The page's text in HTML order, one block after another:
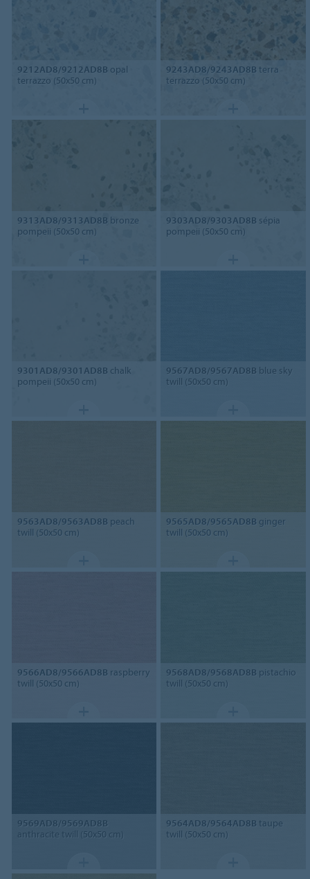
9212AD8/9212AD8B opal
terrazzo (50x50 cm)
9243AD8/9243AD8B terra
terrazzo (50x50 cm)
9313AD8/9313AD8B bronze
pompeii (50x50 cm)
9303AD8/9303AD8B sépia
pompeii (50x50 cm)
9301AD8/9301AD8B chalk
pompeii (50x50 cm)
9567AD8/9567AD8B blue sky
twill (50x50 cm)
9563AD8/9563AD8B peach
twill (50x50 cm)
9565AD8/9565AD8B ginger
twill (50x50 cm)
9566AD8/9566AD8B raspberry
twill (50x50 cm)
9568AD8/9568AD8B pistachio
twill (50x50 cm)
9569AD8/9569AD8B
anthracite twill (50x50 cm)
9564AD8/9564AD8B taupe
twill (50x50 cm)